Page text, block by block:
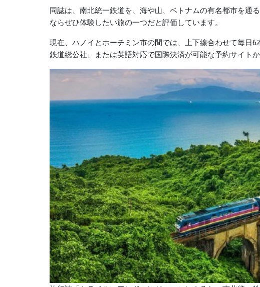
同誌は、南北統一鉄道を、海や山、ベトナムの有名都市を通
ならぜひ体験したい旅の一つだと評価しています。
現在、ハノイとホーチミン市の間では、上下線合わせて毎日
鉄道総公社、または英語対応で国際決済が可能な予約サイトか